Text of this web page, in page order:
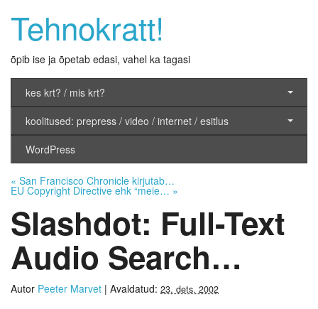
Tehnokratt!
õpib ise ja õpetab edasi, vahel ka tagasi
kes krt? / mis krt?
koolitused: prepress / video / internet / esitlus
WordPress
« San Francisco Chronicle kirjutab…
EU Copyright Directive ehk “meie… »
Slashdot: Full-Text
Audio Search…
Autor Peeter Marvet | Avaldatud: 23. dets. 2002